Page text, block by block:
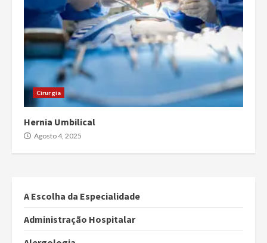
Cirurgia
Hernia Umbilical
Agosto 4, 2025
A Escolha da Especialidade
Administração Hospitalar